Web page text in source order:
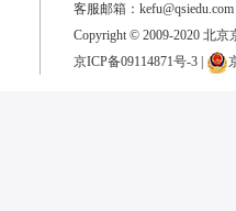
客服邮箱：kefu@qsiedu.com
Copyright © 2009-2020 北
京ICP备09114871号-3|